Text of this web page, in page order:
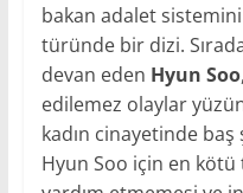
bakan adalet
türünde bir dizi.
devan eden Hyun Soo
edilemez olaylar
kadın cinayetinde
Hyun Soo için en kötü